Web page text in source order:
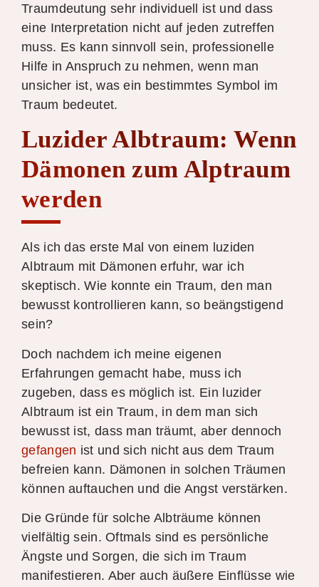
Traumdeutung sehr individuell ist und dass
eine Interpretation nicht auf jeden zutreffen
muss. Es kann sinnvoll sein, professionelle
Hilfe in Anspruch zu nehmen, wenn man
unsicher ist, was ein bestimmtes Symbol im
Traum bedeutet.
Luzider Albtraum: Wenn
Dämonen zum Alptraum
werden
Als ich das erste Mal von einem luziden
Albtraum mit Dämonen erfuhr, war ich
skeptisch. Wie konnte ein Traum, den man
bewusst kontrollieren kann, so beängstigend
sein?
Doch nachdem ich meine eigenen
Erfahrungen gemacht habe, muss ich
zugeben, dass es möglich ist. Ein luzider
Albtraum ist ein Traum, in dem man sich
bewusst ist, dass man träumt, aber dennoch
gefangen ist und sich nicht aus dem Traum
befreien kann. Dämonen in solchen Träumen
können auftauchen und die Angst verstärken.
Die Gründe für solche Albträume können
vielfältig sein. Oftmals sind es persönliche
Ängste und Sorgen, die sich im Traum
manifestieren. Aber auch äußere Einflüsse wie